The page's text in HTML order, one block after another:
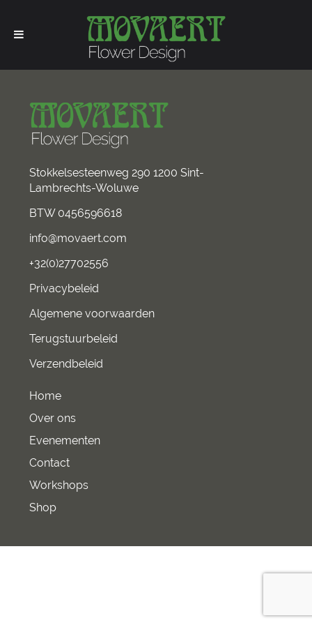
Stokkelsesteenweg 290 1200 Sint-
Lambrechts-Woluwe
BTW 0456596618
info@movaert.com
+32(0)27702556
Privacybeleid
Algemene voorwaarden
Terugstuurbeleid
Verzendbeleid
Home
Over ons
Evenementen
Contact
Workshops
Shop